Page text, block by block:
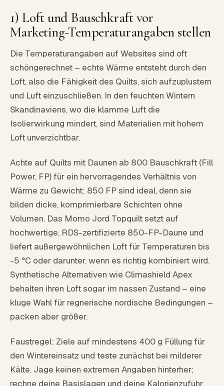
1) Loft und Bauschkraft vor
Marketing-Temperaturangaben stellen
Die Temperaturangaben auf Websites sind oft
schöngerechnet – echte Wärme entsteht durch den
Loft, also die Fähigkeit des Quilts, sich aufzuplustern
und Luft einzuschließen. In den feuchten Wintern
Skandinaviens, wo die klamme Luft die
Isolierwirkung mindert, sind Materialien mit hohem
Loft unverzichtbar.
Achte auf Quilts mit Daunen ab 800 Bauschkraft (Fill
Power, FP) für ein hervorragendes Verhältnis von
Wärme zu Gewicht; 850 FP sind ideal, denn sie
bilden dicke, komprimierbare Schichten ohne
Volumen. Das Momo Jord Topquilt setzt auf
hochwertige, RDS-zertifizierte 850-FP-Daune und
liefert außergewöhnlichen Loft für Temperaturen bis
-5 °C oder darunter, wenn es richtig kombiniert wird.
Synthetische Alternativen wie Climashield Apex
behalten ihren Loft sogar im nassen Zustand – eine
kluge Wahl für regnerische nordische Bedingungen –
packen aber größer.
Faustregel: Ziele auf mindestens 400 g Füllung für
den Wintereinsatz und teste zunächst bei milderer
Kälte. Jage keinen extremen Angaben hinterher;
rechne deine Basislagen und deine Kalorienzufuhr